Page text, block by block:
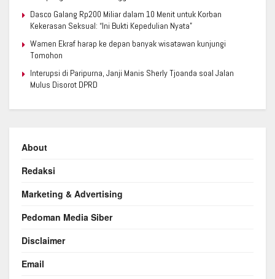
Dasco Galang Rp200 Miliar dalam 10 Menit untuk Korban
Kekerasan Seksual: “Ini Bukti Kepedulian Nyata”
Wamen Ekraf harap ke depan banyak wisatawan kunjungi
Tomohon
Interupsi di Paripurna, Janji Manis Sherly Tjoanda soal Jalan
Mulus Disorot DPRD
About
Redaksi
Marketing & Advertising
Pedoman Media Siber
Disclaimer
Email